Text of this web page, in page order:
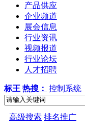
产品供应
企业频道
展会信息
行业资讯
视频报道
行业论坛
人才招聘
标王 热搜： 控制系统
高级搜索 排名推广